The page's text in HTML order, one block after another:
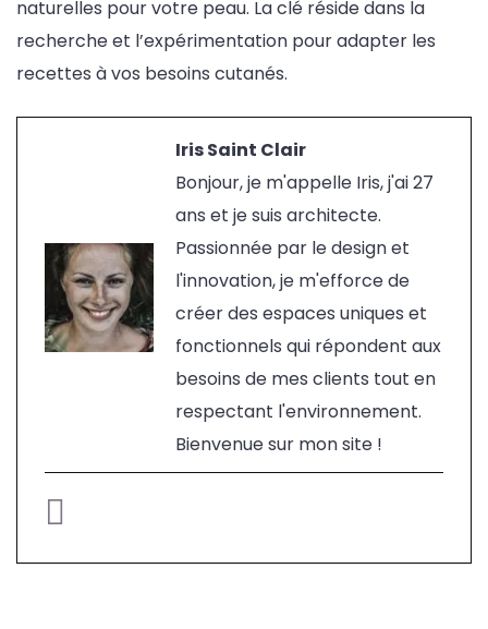
naturelles pour votre peau. La clé réside dans la
recherche et l’expérimentation pour adapter les
recettes à vos besoins cutanés.
Iris Saint Clair
Bonjour, je m'appelle Iris, j'ai 27
ans et je suis architecte.
Passionnée par le design et
l'innovation, je m'efforce de
créer des espaces uniques et
fonctionnels qui répondent aux
besoins de mes clients tout en
respectant l'environnement.
Bienvenue sur mon site !